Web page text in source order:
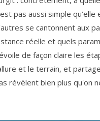
pas aussi simple
se cantonnent aux
réelle et quels
de façon claire les
et le terrain, et
révèlent bien plus qu'on